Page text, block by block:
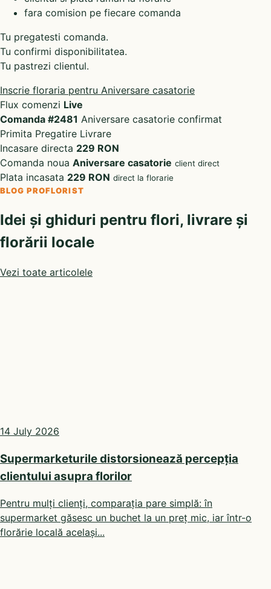
fara comision pe fiecare comanda
Tu pregatesti comanda.
Tu confirmi disponibilitatea.
Tu pastrezi clientul.
Inscrie floraria pentru Aniversare casatorie
Flux comenzi Live
Comanda #2481 Aniversare casatorie confirmat
Primita Pregatire Livrare
Incasare directa 229 RON
Comanda noua Aniversare casatorie client direct
Plata incasata 229 RON direct la florarie
BLOG PROFLORIST
Idei și ghiduri pentru flori, livrare și
florării locale
Vezi toate articolele
14 July 2026
Supermarketurile distorsionează percepția
clientului asupra florilor
Pentru mulți clienți, comparația pare simplă: în
supermarket găsesc un buchet la un preț mic, iar într-o
florărie locală același...